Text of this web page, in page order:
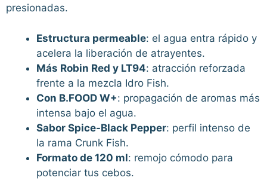
presionadas.
Estructura permeable: el agua entra rápido y
acelera la liberación de atrayentes.
Más Robin Red y LT94: atracción reforzada
frente a la mezcla Idro Fish.
Con B.FOOD W+: propagación de aromas más
intensa bajo el agua.
Sabor Spice-Black Pepper: perfil intenso de
la rama Crunk Fish.
Formato de 120 ml: remojo cómodo para
potenciar tus cebos.